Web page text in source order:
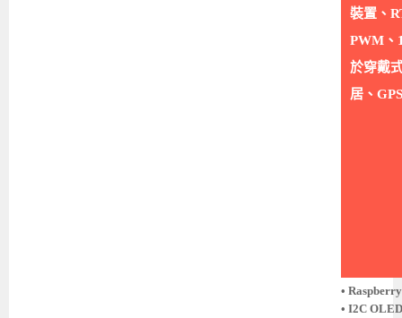
裝置、
PWM、
於穿戴
居、
•
• I2C OLED